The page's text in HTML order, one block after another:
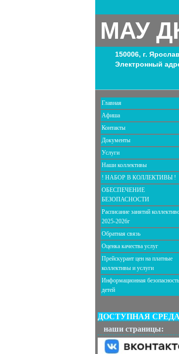
МАУ
150006, г.
Электронный
Главная
Афиша
Контакты
Документы
Услуги
Наши коллективы
! НАБОР В КОЛЛЕКТИВЫ !
ОБЕСПЕЧЕНИЕ
БЕЗОПАСНОСТИ
Расписание занятий
2025-2026г
Обратная связь
Оценка качества услуг
Прейскурант цен на платные
коллективы и услуги
Информационная безопасность
детей
ДОСТУПНАЯ СРЕДА
наши страницы: